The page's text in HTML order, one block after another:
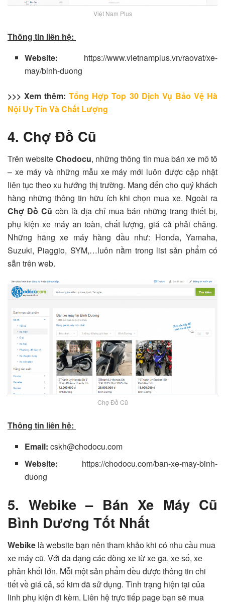
Việt Nam Plus
Thông tin liên hệ:
Website: https://www.vietnamplus.vn/raovat/xe-
may/binh-duong
>>> Xem thêm:Tổng Hợp Top 30 Dịch Vụ Bảo Vệ Hà
Nội Uy Tín Và Chất Lượng
4. Chợ Đồ Cũ
Trên website Chodocu, những thông tin mua bán xe mô tô
– xe máy và những mẫu xe máy mới luôn được cập nhật
liên tục theo xu hướng thị trường. Mang đến cho quý khách
hàng những thông tin hữu ích khi chọn mua xe. Ngoài ra
Chợ Đồ Cũ còn là địa chỉ mua bán những trang thiết bị,
phụ kiện xe máy an toàn, chất lượng, giá cả phải chăng.
Những hãng xe máy hàng đầu như: Honda, Yamaha,
Suzuki, Piaggio, SYM,…luôn nằm trong list sản phẩm có
sẵn trên web.
Chợ Đồ Cũ
Thông tin liên hệ:
Email: cskh@chodocu.com
Website: https://chodocu.com/ban-xe-may-binh-
duong
5. Webike – Bán Xe Máy Cũ
Bình Dương Tốt Nhất
Webike là website bạn nên tham khảo khi có nhu cầu mua
xe máy cũ. Với đa dạng các dòng xe từ xe ga, xe số, xe
phân khối lớn. Mỗi một sản phẩm đều được thông tin chi
tiết về giá cả, số kim đã sử dụng. Tình trạng hiện tại của
linh phụ kiện đi kèm. Liên hệ trực tiếp page bạn sẽ mua